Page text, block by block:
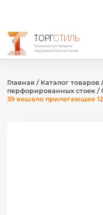
ТОРГСТИЛЬ
Производство и продажа
оборудования для магазинов
Главная / Каталог товаров
перфорированных стоек /
39 вешало прилегающее